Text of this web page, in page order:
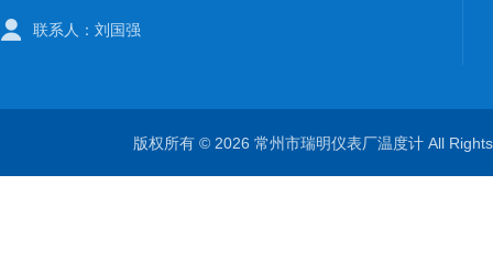
联系人：刘国强
版权所有 © 2026 常州市瑞明仪表厂温度计 All